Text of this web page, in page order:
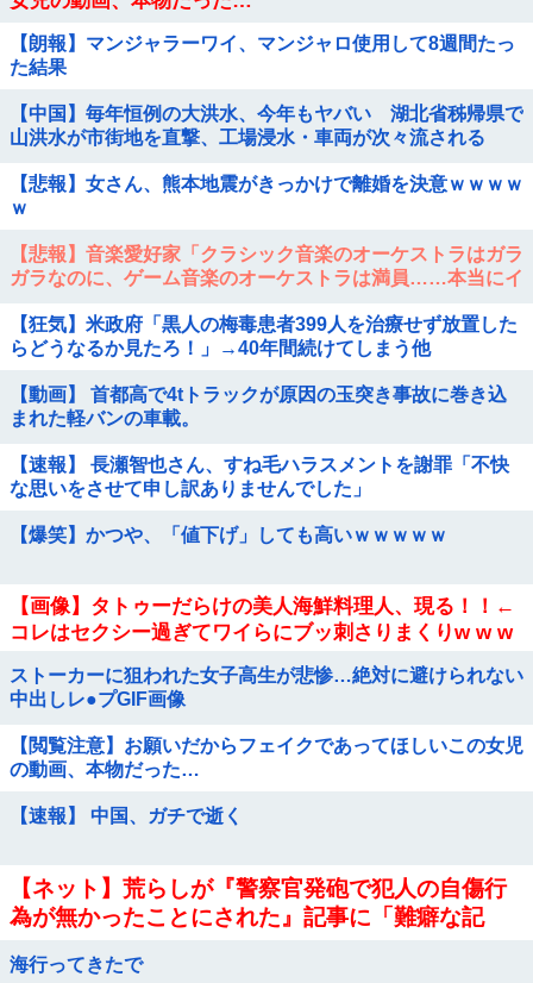
【朗報】マンジャラーワイ、マンジャロ使用して8週間たっ
た結果
【中国】毎年恒例の大洪水、今年もヤバい 湖北省秭帰県で
山洪水が市街地を直撃、工場浸水・車両が次々流される
【悲報】女さん、熊本地震がきっかけで離婚を決意ｗｗｗｗ
ｗ
【悲報】音楽愛好家「クラシック音楽のオーケストラはガラ
ガラなのに、ゲーム音楽のオーケストラは満員……本当にイ
【狂気】米政府「黒人の梅毒患者399人を治療せず放置した
らどうなるか見たろ！」→40年間続けてしまう他
【動画】 首都高で4tトラックが原因の玉突き事故に巻き込
まれた軽バンの車載。
【速報】 長瀬智也さん、すね毛ハラスメントを謝罪「不快
な思いをさせて申し訳ありませんでした」
【爆笑】かつや、「値下げ」しても高いｗｗｗｗｗ
【画像】タトゥーだらけの美人海鮮料理人、現る！！←
コレはセクシー過ぎてワイらにブッ刺さりまくりw w w
ストーカーに狙われた女子高生が悲惨…絶対に避けられない
中出しレ●プGIF画像
【閲覧注意】お願いだからフェイクであってほしいこの女児
の動画、本物だった…
【速報】 中国、ガチで逝く
【ネット】荒らしが『警察官発砲で犯人の自傷行
為が無かったことにされた』記事に「難癖な記
スゴミの偏向報...
海行ってきたで